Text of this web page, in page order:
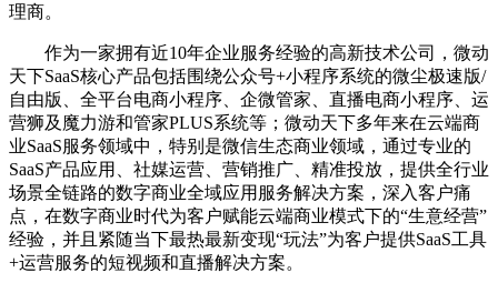
理商。
作为一家拥有近10年企业服务经验的高新技术公司，微动
天下SaaS核心产品包括围绕公众号+小程序系统的微尘极速版/
自由版、全平台电商小程序、企微管家、直播电商小程序、运
营狮及魔力游和管家PLUS系统等；微动天下多年来在云端商
业SaaS服务领域中，特别是微信生态商业领域，通过专业的
SaaS产品应用、社媒运营、营销推广、精准投放，提供全行业
场景全链路的数字商业全域应用服务解决方案，深入客户痛
点，在数字商业时代为客户赋能云端商业模式下的“生意经营”
经验，并且紧随当下最热最新变现“玩法”为客户提供SaaS工具
+运营服务的短视频和直播解决方案。